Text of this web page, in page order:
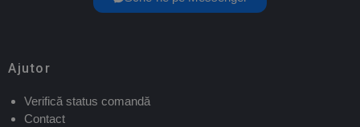
Ajutor
Verifică status comandă
Contact